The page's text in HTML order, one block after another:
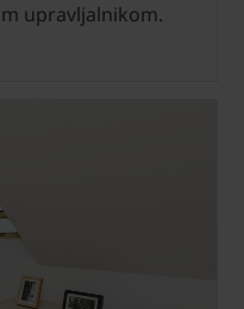
upravljalnikom.